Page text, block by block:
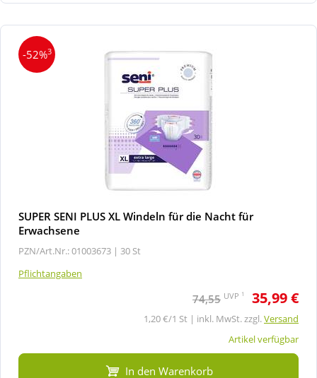
-52%3
SUPER SENI PLUS XL Windeln für die Nacht für
Erwachsene
PZN/Art.Nr.: 01003673 | 30 St
Pflichtangaben
74,55 UVP 1 35,99 €
1,20 €/1 St | inkl. MwSt. zzgl.Versand
Artikel verfügbar
In den Warenkorb